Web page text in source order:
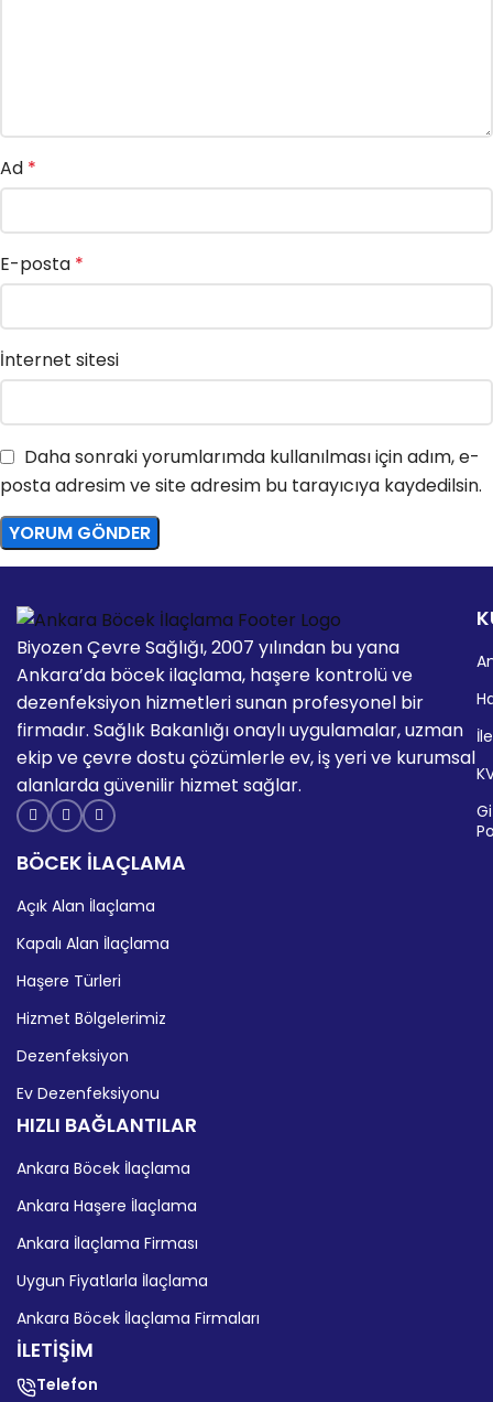
Ad *
E-posta *
İnternet sitesi
Daha sonraki yorumlarımda kullanılması için adım, e-
posta adresim ve site adresim bu tarayıcıya kaydedilsin.
Biyozen Çevre Sağlığı, 2007 yılından bu yana
Ankara’da böcek ilaçlama, haşere kontrolü ve
dezenfeksiyon hizmetleri sunan profesyonel bir
firmadır. Sağlık Bakanlığı onaylı uygulamalar, uzman
ekip ve çevre dostu çözümlerle ev, iş yeri ve kurumsal
alanlarda güvenilir hizmet sağlar.
BÖCEK İLAÇLAMA
Açık Alan İlaçlama
Kapalı Alan İlaçlama
Haşere Türleri
Hizmet Bölgelerimiz
Dezenfeksiyon
Ev Dezenfeksiyonu
HIZLI BAĞLANTILAR
Ankara Böcek İlaçlama
Ankara Haşere İlaçlama
Ankara İlaçlama Firması
Uygun Fiyatlarla İlaçlama
Ankara Böcek İlaçlama Firmaları
İLETİŞİM
Telefon